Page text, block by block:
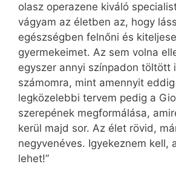
olasz operazene kiváló
vágyam az életben az, hogy
egészségben felnőni és
gyermekeimet. Az sem volna
egyszer annyi színpadon töltött
számomra, mint amennyit
legközelebbi tervem pedig a
szerepének megformálása,
kerül majd sor. Az élet rövid,
negyvenéves. Igyekeznem kell,
lehet!”